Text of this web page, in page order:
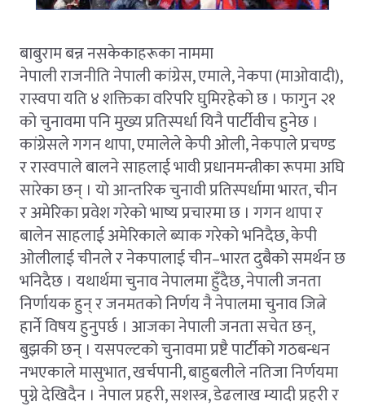
बाबुराम बन्न नसकेकाहरूका नाममा
नेपाली राजनीति नेपाली कांग्रेस, एमाले, नेकपा (माओवादी),
रास्वपा यति ४ शक्तिका वरिपरि घुमिरहेको छ । फागुन २१
को चुनावमा पनि मुख्य प्रतिस्पर्धा यिनै पार्टीवीच हुनेछ ।
कांग्रेसले गगन थापा, एमालेले केपी ओली, नेकपाले प्रचण्ड
र रास्वपाले बालने साहलाई भावी प्रधानमन्त्रीका रूपमा अघि
सारेका छन् । यो आन्तरिक चुनावी प्रतिस्पर्धामा भारत, चीन
र अमेरिका प्रवेश गरेको भाष्य प्रचारमा छ । गगन थापा र
बालेन साहलाई अमेरिकाले ब्याक गरेको भनिदैछ, केपी
ओलीलाई चीनले र नेकपालाई चीन–भारत दुबैको समर्थन छ
भनिदैछ । यथार्थमा चुनाव नेपालमा हुँदैछ, नेपाली जनता
निर्णायक हुन् र जनमतको निर्णय नै नेपालमा चुनाव जित्ने
हार्ने विषय हुनुपर्छ । आजका नेपाली जनता सचेत छन्,
बुझकी छन् । यसपल्टको चुनावमा प्रष्टै पार्टीको गठबन्धन
नभएकाले मासुभात, खर्चपानी, बाहुबलीले नतिजा निर्णयमा
पुग्ने देखिदैन । नेपाल प्रहरी, सशस्त्र, डेढलाख म्यादी प्रहरी र